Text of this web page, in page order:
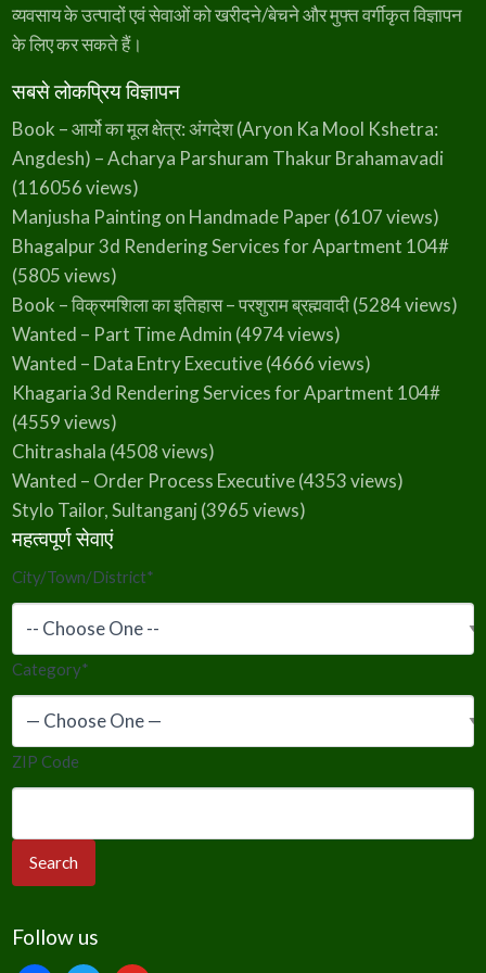
a
h
i
b
n
व्यवसाय के उत्पादों एवं सेवाओं को खरीदने/बेचने और मुफ्त वर्गीकृत विज्ञापन
के लिए कर सकते हैं।
सबसे लोकप्रिय विज्ञापन
Book – आर्यो का मूल क्षेत्र: अंगदेश (Aryon Ka Mool Kshetra:
Angdesh) – Acharya Parshuram Thakur Brahamavadi
(116056 views)
Manjusha Painting on Handmade Paper(6107 views)
Bhagalpur 3d Rendering Services for Apartment 104#
(5805 views)
Book – विक्रमशिला का इतिहास – परशुराम ब्रह्मवादी(5284 views)
Wanted – Part Time Admin (4974 views)
Wanted – Data Entry Executive(4666 views)
Khagaria 3d Rendering Services for Apartment 104#
(4559 views)
Chitrashala (4508 views)
Wanted – Order Process Executive(4353 views)
Stylo Tailor, Sultanganj (3965 views)
महत्वपूर्ण सेवाएं
City/Town/District*
Category*
ZIP Code
Follow us